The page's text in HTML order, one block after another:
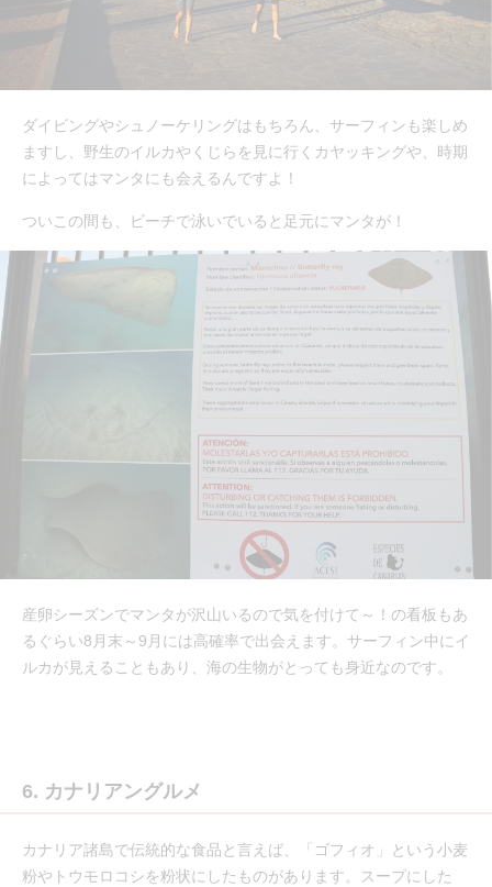
ダイビングやシュノーケリングはもちろん、サーフィンも楽しめ
ますし、野生のイルカやくじらを見に行くカヤッキングや、時期
によってはマンタにも会えるんですよ！
ついこの間も、ビーチで泳いでいると足元にマンタが！
産卵シーズンでマンタが沢山いるので気を付けて～！の看板もあ
るぐらい8月末～9月には高確率で出会えます。サーフィン中にイ
ルカが見えることもあり、海の生物がとっても身近なのです。
6. カナリアングルメ
カナリア諸島で伝統的な食品と言えば、「ゴフィオ」という小麦
粉やトウモロコシを粉状にしたものがあります。スープにした